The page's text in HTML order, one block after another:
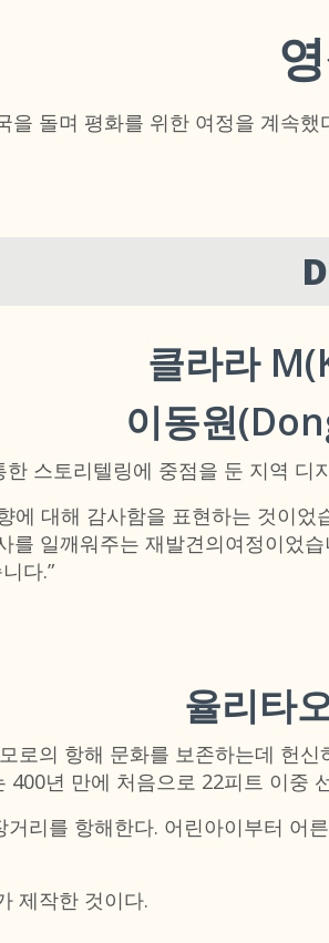
돌며 평화를 위한 여정을 계속
클라라
이동원
스토리텔링에 중점을 둔 지역 디
에 대해 감사함을 표현하는 것이
를 일깨워주는 재발견의여정이었
다.”
율리타
로의 항해 문화를 보존하는데 헌
년 만에 처음으로 22피트 이중
리를 항해한다. 어린아이부터
제작한 것이다.